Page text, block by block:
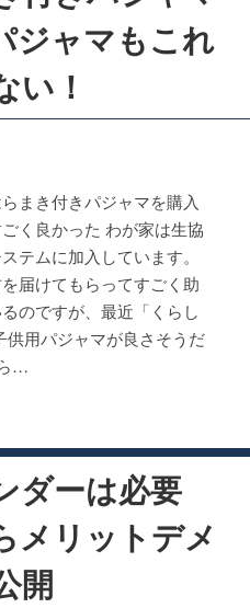
ジャマもこれ
い！
まき付きパジャマを購入
く良かった わが家は生協
テムに加入しています。
届けてもらってすごく助
のですが、最近「くらし
供用パジャマが良さそうだ
…
ダーは必要
メリットデメ
開